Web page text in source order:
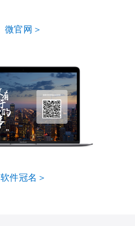
微官网＞
软件冠名＞